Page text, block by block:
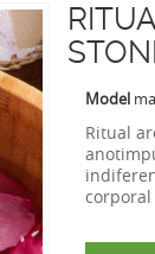
Model
Ritual